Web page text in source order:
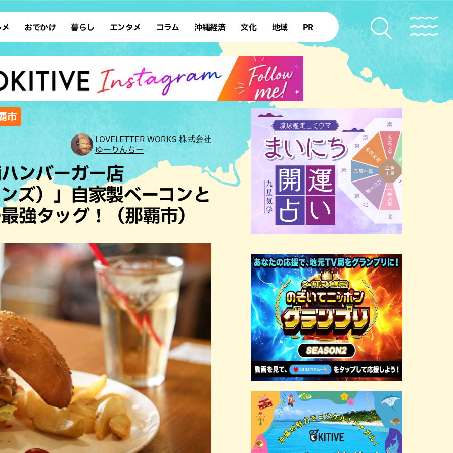
ン 沖縄そば
ウト カフェ
和食・日本料理
理 アジア・エスニック
イタリアン
フレンチ
・焼肉 焼鳥・串料理
肉料理 居酒屋・バー
イキング スイーツ
ガー タコス・タコライス
おでかけ
デート ドライブ
散歩 ソロ活
アート
ホテル
サウナ 公園
沖縄の海
暮らし
レシピ SDGs
ファッション ローカルニュース
沖縄移住 沖縄旧暦行事
エンタメ
スポーツ 占い
タレント・芸人 テレビ
コラム 沖縄経済 文化
復帰50年
地域
本島北部
本島南部 先島諸島
北部離島
PR
市
LOVELETTER WORKS 株式会社
ゆーりんちー
ンバーガー店
ズ）」自家製ベーコンと
強タッグ！（那覇市）